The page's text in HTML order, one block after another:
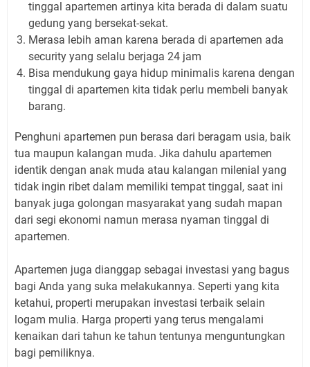
tinggal apartemen artinya kita berada di dalam suatu
gedung yang bersekat-sekat.
Merasa lebih aman karena berada di apartemen ada
security yang selalu berjaga 24 jam
Bisa mendukung gaya hidup minimalis karena dengan
tinggal di apartemen kita tidak perlu membeli banyak
barang.
Penghuni apartemen pun berasa dari beragam usia, baik
tua maupun kalangan muda. Jika dahulu apartemen
identik dengan anak muda atau kalangan milenial yang
tidak ingin ribet dalam memiliki tempat tinggal, saat ini
banyak juga golongan masyarakat yang sudah mapan
dari segi ekonomi namun merasa nyaman tinggal di
apartemen.
Apartemen juga dianggap sebagai investasi yang bagus
bagi Anda yang suka melakukannya. Seperti yang kita
ketahui, properti merupakan investasi terbaik selain
logam mulia. Harga properti yang terus mengalami
kenaikan dari tahun ke tahun tentunya menguntungkan
bagi pemiliknya.